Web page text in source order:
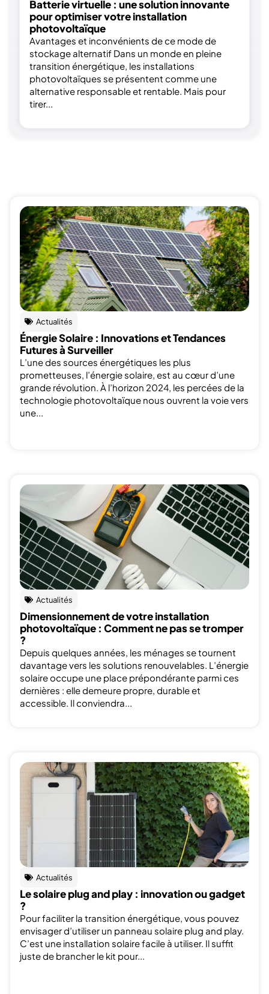
Batterie virtuelle : une solution innovante
pour optimiser votre installation
photovoltaïque
Avantages et inconvénients de ce mode de
stockage alternatif Dans un monde en pleine
transition énergétique, les installations
photovoltaïques se présentent comme une
alternative responsable et rentable. Mais pour
tirer...
Actualités
Énergie Solaire : Innovations et Tendances
Futures à Surveiller
L’une des sources énergétiques les plus
prometteuses, l’énergie solaire, est au cœur d’une
grande révolution. À l’horizon 2024, les percées de la
technologie photovoltaïque nous ouvrent la voie vers
une...
Actualités
Dimensionnement de votre installation
photovoltaïque : Comment ne pas se tromper
?
Depuis quelques années, les ménages se tournent
davantage vers les solutions renouvelables. L’énergie
solaire occupe une place prépondérante parmi ces
dernières : elle demeure propre, durable et
accessible. Il conviendra...
Actualités
Le solaire plug and play : innovation ou gadget
?
Pour faciliter la transition énergétique, vous pouvez
envisager d’utiliser un panneau solaire plug and play.
C’est une installation solaire facile à utiliser. Il suffit
juste de brancher le kit pour...